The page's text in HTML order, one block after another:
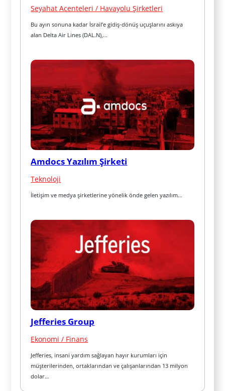
Seyahat Acenteleri / Havayolu Şirketleri
Bu ayın sonuna kadar İsrail’e gidiş-dönüş uçuşlarını askıya
alan Delta Air Lines (DAL.N),…
Amdocs Yazılım Şirketi
Teknoloji
İletişim ve medya şirketlerine yönelik önde gelen yazılım…
Jefferies Group
Ekonomi / Finans
Jefferies, insani yardım sağlayan hayır kurumları için
müşterilerinden, ortaklarından ve çalışanlarından 13 milyon
dolar…